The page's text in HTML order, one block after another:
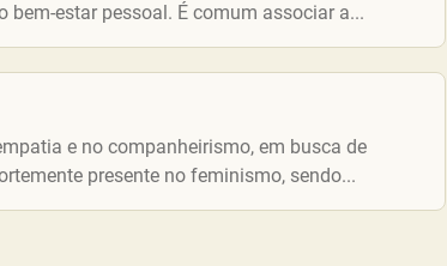
estar pessoal. É comum associar a...
e no companheirismo, em busca de
presente no feminismo, sendo...